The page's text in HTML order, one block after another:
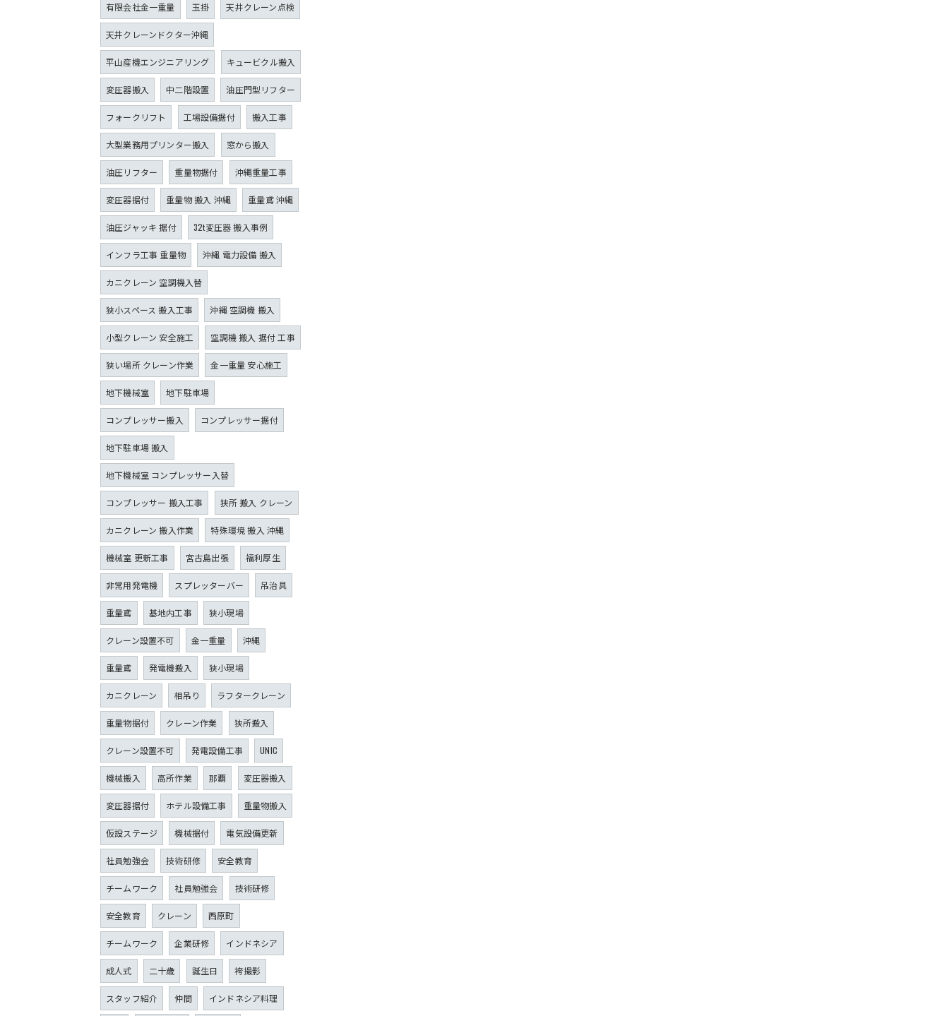
有限会社金一重量 玉掛 天井クレーン点検
天井クレーンドクター沖縄
平山産機エンジニアリング キュービクル搬入
変圧器搬入 中二階設置 油圧門型リフター
フォークリフト 工場設備据付 搬入工事
大型業務用プリンター搬入 窓から搬入
油圧リフター 重量物据付 沖縄重量工事
変圧器据付 重量物 搬入 沖縄 重量鳶 沖縄
油圧ジャッキ 据付 32t変圧器 搬入事例
インフラ工事 重量物 沖縄 電力設備 搬入
カニクレーン 空調機入替
狭小スペース 搬入工事 沖縄 空調機 搬入
小型クレーン 安全施工 空調機 搬入 据付 工事
狭い場所 クレーン作業 金一重量 安心施工
地下機械室 地下駐車場
コンプレッサー搬入 コンプレッサー据付
地下駐車場 搬入
地下機械室 コンプレッサー入替
コンプレッサー 搬入工事 狭所 搬入 クレーン
カニクレーン 搬入作業 特殊環境 搬入 沖縄
機械室 更新工事 宮古島出張 福利厚生
非常用発電機 スプレッターバー 吊治具
重量鳶 基地内工事 狭小現場
クレーン設置不可 金一重量 沖縄
重量鳶 発電機搬入 狭小現場
カニクレーン 相吊り ラフタークレーン
重量物据付 クレーン作業 狭所搬入
クレーン設置不可 発電設備工事 UNIC
機械搬入 高所作業 那覇 変圧器搬入
変圧器据付 ホテル設備工事 重量物搬入
仮設ステージ 機械据付 電気設備更新
社員勉強会 技術研修 安全教育
チームワーク 社員勉強会 技術研修
安全教育 クレーン 西原町
チームワーク 企業研修 インドネシア
成人式 二十歳 誕生日 袴撮影
スタッフ紹介 仲間 インドネシア料理